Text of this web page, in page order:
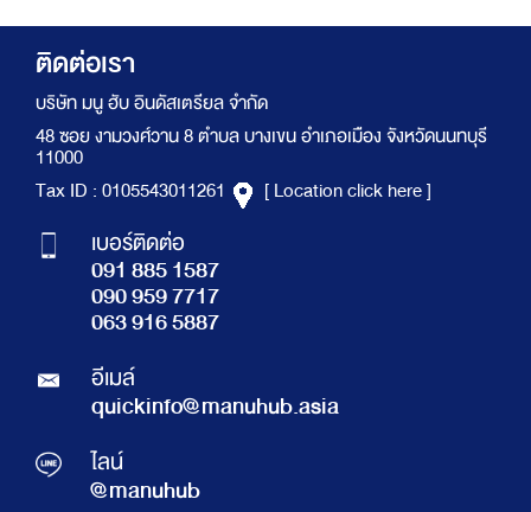
ติดต่อเรา
บริษัท มนู ฮับ อินดัสเตรียล จำกัด
48 ซอย งามวงศ์วาน 8 ตำบล บางเขน อำเภอเมือง จังหวัดนนทบุรี
11000
Tax ID : 0105543011261
[ Location click here ]
เบอร์ติดต่อ
091 885 1587
090 959 7717
063 916 5887
อีเมล์
quickinfo@manuhub.asia
ไลน์
@manuhub